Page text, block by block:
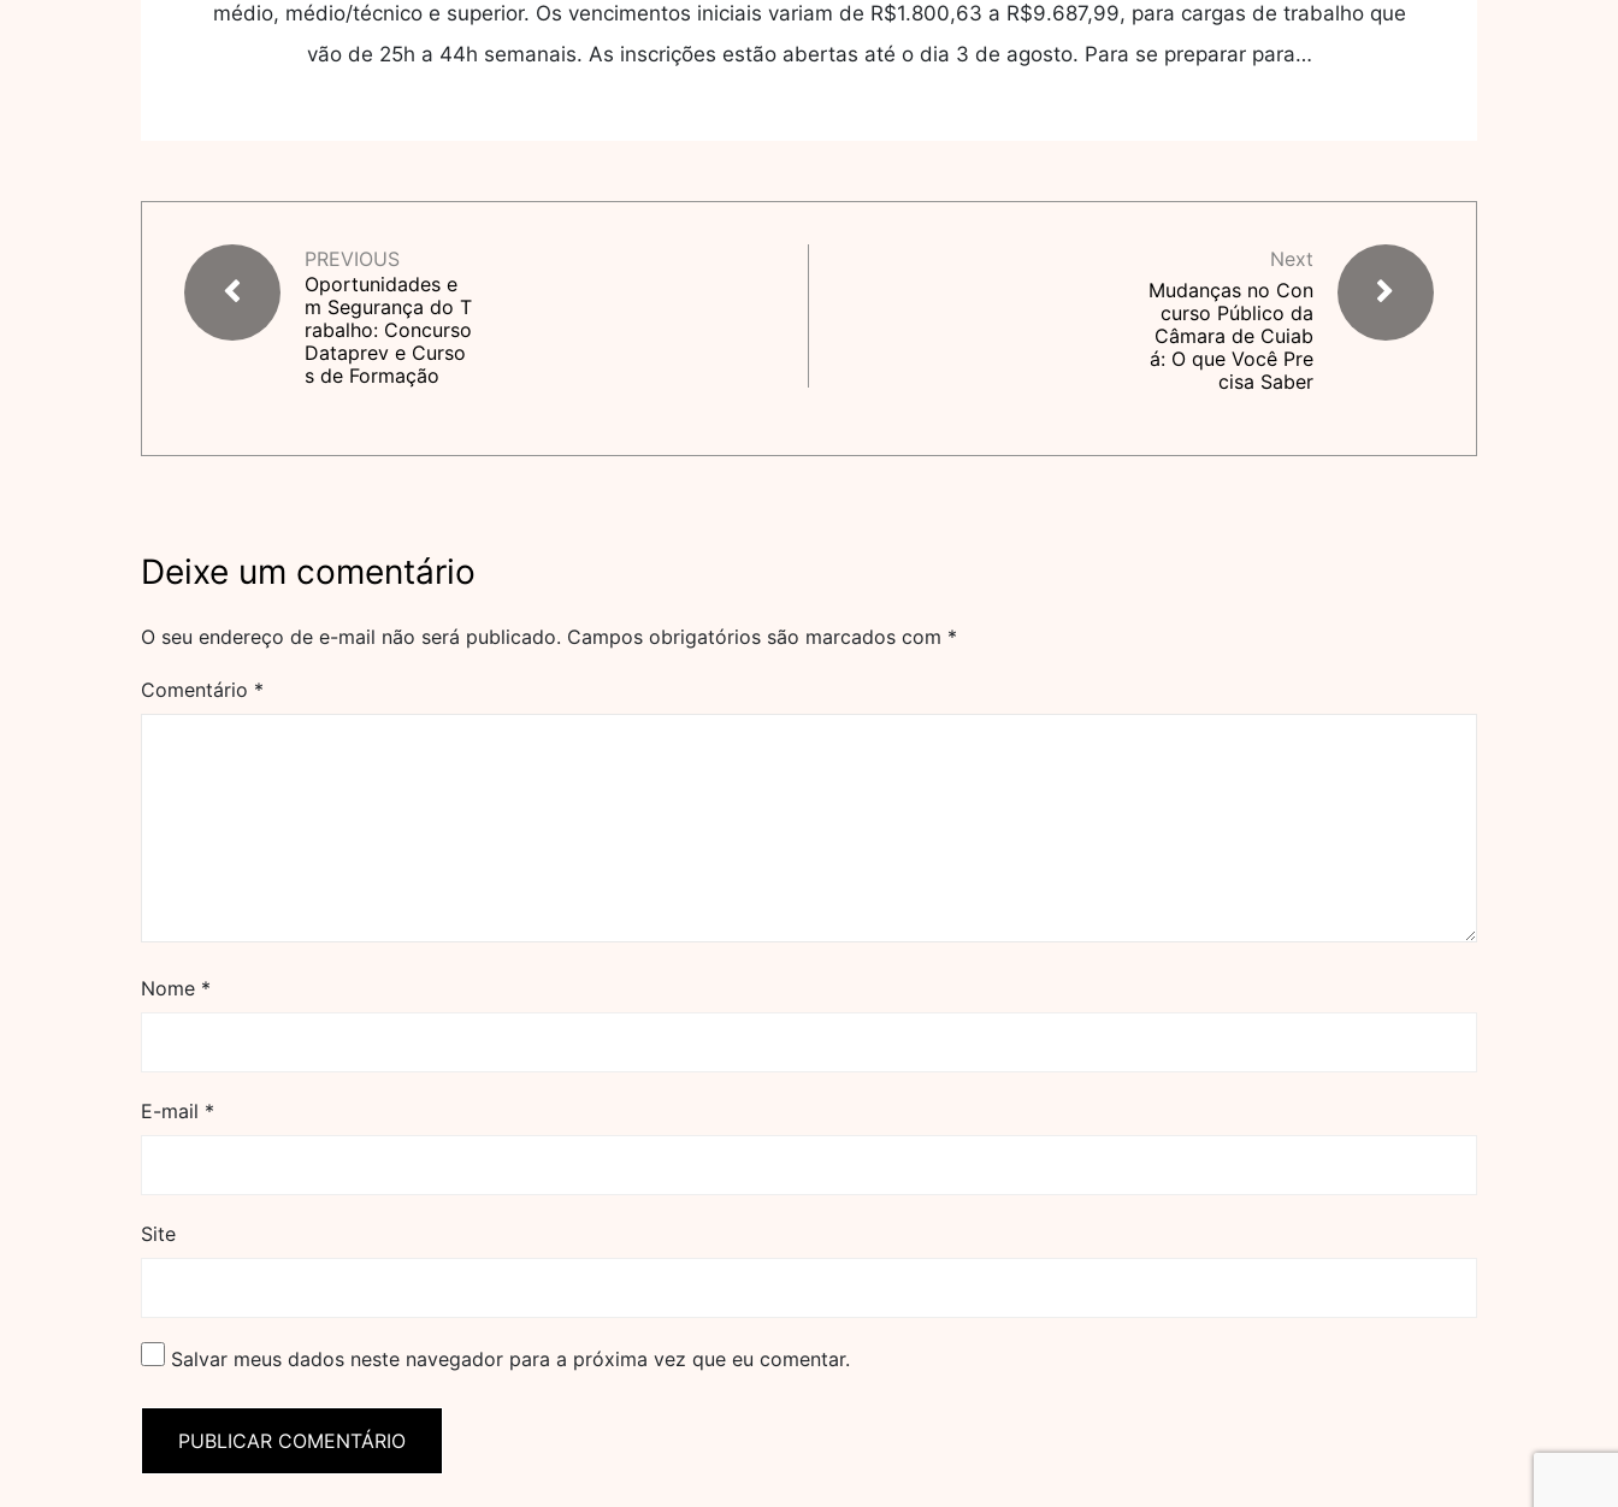
médio, médio/técnico e superior. Os vencimentos iniciais variam de R$1.800,63 a R$9.687,99, para cargas de trabalho que
vão de 25h a 44h semanais. As inscrições estão abertas até o dia 3 de agosto. Para se preparar para…
PREVIOUS
Oportunidades e
m Segurança do T
rabalho: Concurso
Dataprev e Curso
s de Formação
Next
Mudanças no Con
curso Público da
Câmara de Cuiab
á: O que Você Pre
cisa Saber
Deixe um comentário
O seu endereço de e-mail não será publicado. Campos obrigatórios são marcados com *
Comentário *
Nome *
E-mail *
Site
Salvar meus dados neste navegador para a próxima vez que eu comentar.